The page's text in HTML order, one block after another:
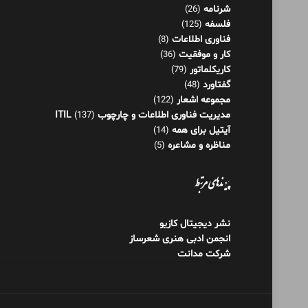
مجموعه اشعار
مدیریت فناوری اطلاعات و چارچوب ITIL
آیتیل برای همه (14)
مناظره و مشاعره(5)
پیوندهای مرتبط
نشر دیجیتال کازیو
انجمن ادبی هنری شعرساز